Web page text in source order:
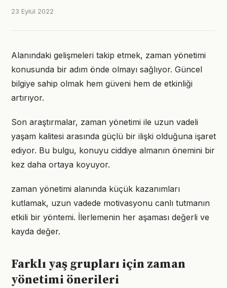
23 Eylül 2022
Alanındaki gelişmeleri takip etmek, zaman yönetimi
konusunda bir adım önde olmayı sağlıyor. Güncel
bilgiye sahip olmak hem güveni hem de etkinliği
artırıyor.
Son araştırmalar, zaman yönetimi ile uzun vadeli
yaşam kalitesi arasında güçlü bir ilişki olduğuna işaret
ediyor. Bu bulgu, konuyu ciddiye almanın önemini bir
kez daha ortaya koyuyor.
zaman yönetimi alanında küçük kazanımları
kutlamak, uzun vadede motivasyonu canlı tutmanın
etkili bir yöntemi. İlerlemenin her aşaması değerli ve
kayda değer.
Farklı yaş grupları için zaman
yönetimi önerileri